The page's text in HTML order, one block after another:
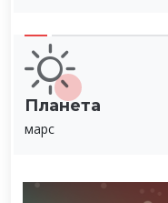
Планета
марс